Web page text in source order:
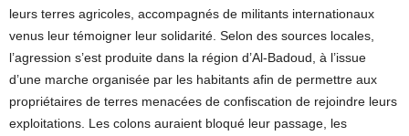
leurs terres agricoles, accompagnés de militants internationaux
venus leur témoigner leur solidarité. Selon des sources locales,
l’agression s’est produite dans la région d’Al-Badoud, à l’issue
d’une marche organisée par les habitants afin de permettre aux
propriétaires de terres menacées de confiscation de rejoindre leurs
exploitations. Les colons auraient bloqué leur passage, les